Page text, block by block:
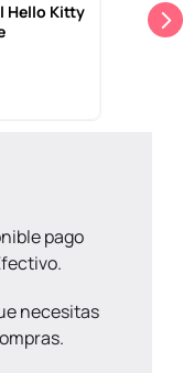
Hello Kitty
pago
necesitas